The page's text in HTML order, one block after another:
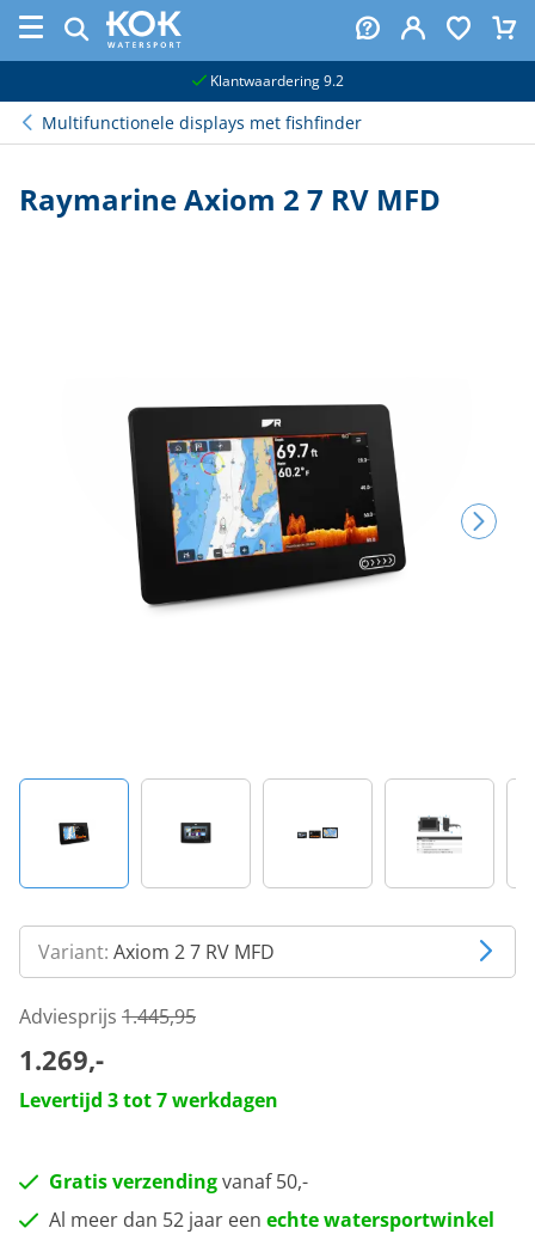
Klantwaardering 9.2
Multifunctionele displays met fishfinder
Raymarine Axiom 2 7 RV MFD
Variant: Axiom 2 7 RV MFD
Adviesprijs 1.445,95
1.269,-
Levertijd 3 tot 7 werkdagen
Gratis verzendingvanaf 50,-
Al meer dan 52 jaar een echte watersportwinkel